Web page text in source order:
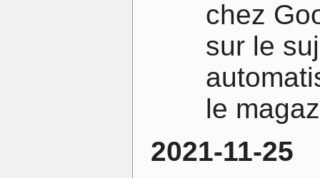
chez
sur le
le
2021-11-25